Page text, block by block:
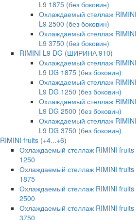
L9 1875 (без боковин)
Охлаждаемый стеллаж RIMINI
L9 2500 (без боковин)
Охлаждаемый стеллаж RIMINI
L9 3750 (без боковин)
RIMINI L9 DG (ШИРИНА 910)
Охлаждаемый стеллаж RIMINI
L9 DG 1875 (без боковин)
Охлаждаемый стеллаж RIMINI
L9 DG 1250 (без боковин)
Охлаждаемый стеллаж RIMINI
L9 DG 2500 (без боковин)
Охлаждаемый стеллаж RIMINI
L9 DG 3750 (без боковин)
RIMINI fruits (+4...+6)
Охлаждаемый стеллаж RIMINI fruits
1250
Охлаждаемый стеллаж RIMINI fruits
1875
Охлаждаемый стеллаж RIMINI fruits
2500
Охлаждаемый стеллаж RIMINI fruits
3750